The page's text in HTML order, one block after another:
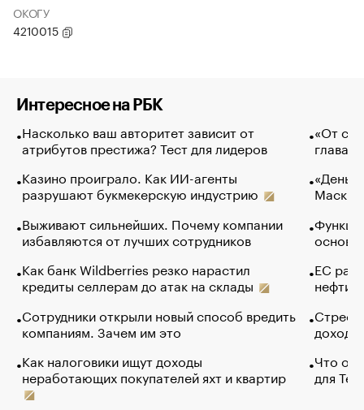
ОКОГУ
4210015
Интересное на РБК
Насколько ваш авторитет зависит от
атрибутов престижа? Тест для лидеров
Казино проиграло. Как ИИ-агенты
разрушают букмекерскую индустрию
Выживают сильнейших. Почему компании
избавляются от лучших сотрудников
Как банк Wildberries резко нарастил
кредиты селлерам до атак на склады
Сотрудники открыли новый способ вредить
компаниям. Зачем им это
Как налоговики ищут доходы
неработающих покупателей яхт и квартир
«От
глава
Маск в
основ
ЕС
нефти
Что
для